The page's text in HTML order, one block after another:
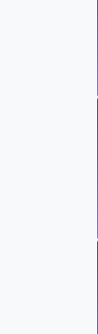
para
continua para
de datos: